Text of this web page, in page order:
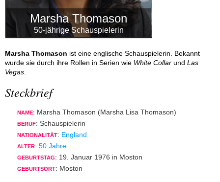
Marsha Thomason
50-jährige Schauspielerin
Marsha Thomason ist eine englische Schauspielerin. Bekannt
wurde sie durch ihre Rollen in Serien wie White Collar und Las
Vegas
Steckbrief
NAME: Marsha Thomason (Marsha Lisa Thomason)
BERUF: Schauspielerin
NATIONALITÄT: England
ALTER: 50 Jahre
GEBURTSTAG: 19. Januar 1976 in Moston
GEBURTSORT: Moston